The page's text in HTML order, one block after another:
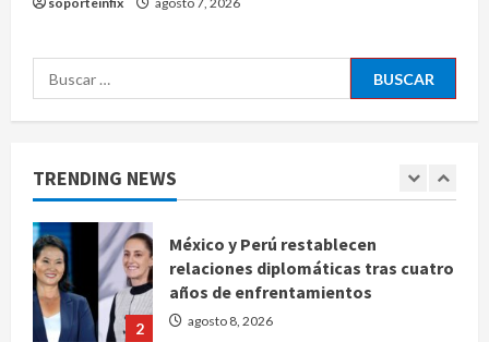
Buscar:
TRENDING NEWS
AICM
1
EE. UU. reconoce apoyo de
Sheinbaum contra el narco pero
2
México y Perú restablecen
relaciones diplomáticas tras cuatro
años de enfrentamientos
agosto 8, 2026